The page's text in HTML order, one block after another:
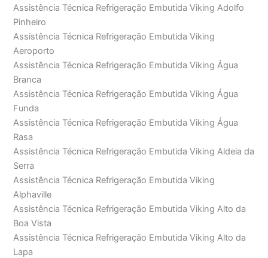
Assistência Técnica Refrigeração Embutida Viking Adolfo
Pinheiro
Assistência Técnica Refrigeração Embutida Viking
Aeroporto
Assistência Técnica Refrigeração Embutida Viking Água
Branca
Assistência Técnica Refrigeração Embutida Viking Água
Funda
Assistência Técnica Refrigeração Embutida Viking Água
Rasa
Assistência Técnica Refrigeração Embutida Viking Aldeia da
Serra
Assistência Técnica Refrigeração Embutida Viking
Alphaville
Assistência Técnica Refrigeração Embutida Viking Alto da
Boa Vista
Assistência Técnica Refrigeração Embutida Viking Alto da
Lapa